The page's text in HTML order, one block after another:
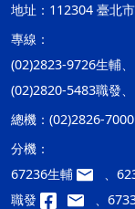
地址： 112304 臺北
專線：
(02)2823-9726生輔
(02)2820-5483職發
總機： (02)2826-
分機：
67236生輔
、
職發
、